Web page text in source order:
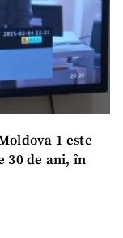
1 este
30 de ani, în